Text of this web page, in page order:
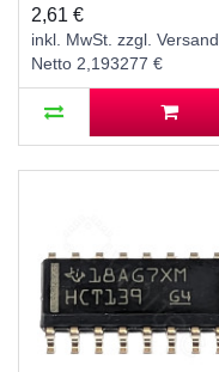
2,61 €
inkl. MwSt. zzgl. Versand
Netto 2,193277 €